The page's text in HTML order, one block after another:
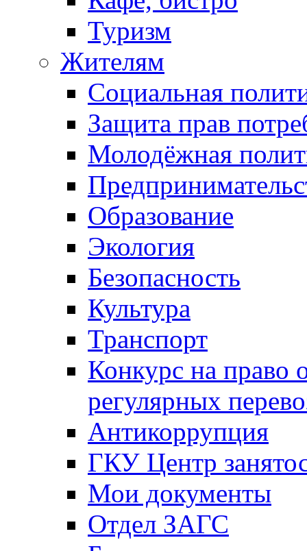
Туризм
Жителям
Социальная
Защита прав
Молодёжная
Образование
Экология
Безопасность
Культура
Транспорт
Конкурс на право
регулярных
Антикоррупция
ГКУ Центр
Мои документы
Отдел ЗАГС